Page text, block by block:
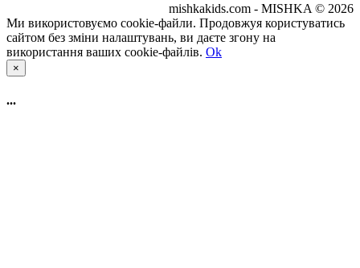
mishkakids.com - MISHKA © 2026
Ми використовуємо cookie-файли. Продовжуя користуватись
сайтом без зміни налаштувань, ви даєте згону на
використання ваших cookie-файлів. Ok
×
...